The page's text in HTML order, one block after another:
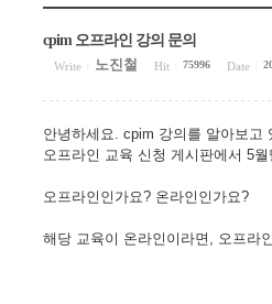
cpim 오프라인 강의 문의
Write 노진철 Hit 75996 Date
안녕하세요. cpim 강의를 알아보고
오프라인 교육 신청 게시판에서 5
오프라인인가요? 온라인인가요?
해당 교육이 온라인이라면, 오프라